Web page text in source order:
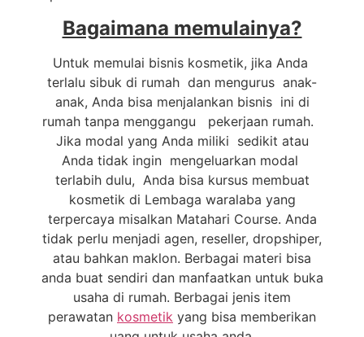
Bagaimana memulainya?
Untuk memulai bisnis kosmetik, jika Anda
terlalu sibuk di rumah dan mengurus anak-
anak, Anda bisa menjalankan bisnis ini di
rumah tanpa menggangu pekerjaan rumah.
Jika modal yang Anda miliki sedikit atau
Anda tidak ingin mengeluarkan modal
terlabih dulu, Anda bisa kursus membuat
kosmetik di Lembaga waralaba yang
terpercaya misalkan Matahari Course. Anda
tidak perlu menjadi agen, reseller, dropshiper,
atau bahkan maklon. Berbagai materi bisa
anda buat sendiri dan manfaatkan untuk buka
usaha di rumah. Berbagai jenis item
perawatan kosmetik yang bisa memberikan